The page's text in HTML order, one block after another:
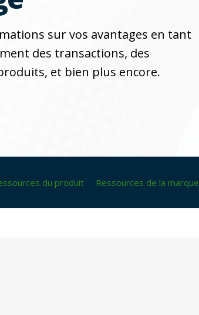
sur vos avantages en tant
des transactions, des
et bien plus encore.
du produit Ressources de la marque